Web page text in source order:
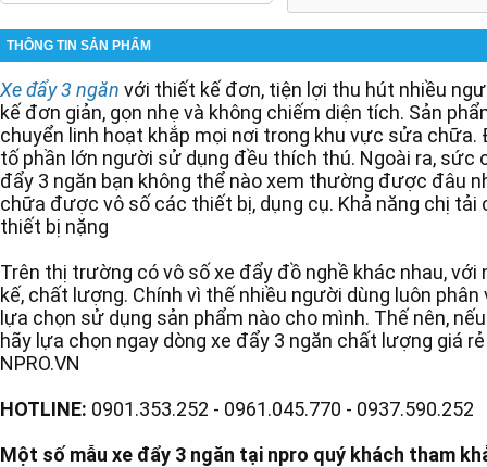
THÔNG TIN SẢN PHẨM
Xe đẩy 3 ngăn với thiết kế đơn, tiện lợi thu hút nhiều
kế đơn giản, gọn nhẹ và không chiếm diện tích. Sản
chuyển linh hoạt khắp mọi nơi trong khu vực sửa chữa.
tố phần lớn người sử dụng đều thích thú. Ngoài ra, sức
đẩy 3 ngăn bạn không thể nào xem thường được đâu
chữa được vô số các thiết bị, dụng cụ. Khả năng chị tải
thiết bị nặng
Trên thị trường có vô số xe đẩy đồ nghề khác nhau, với
kế, chất lượng. Chính vì thế nhiều người dùng luôn phân
lựa chọn sử dụng sản phẩm nào cho mình. Thế nên,
hãy lựa chọn ngay dòng xe đẩy 3 ngăn chất lượng giá
NPRO.VN
HOTLINE: 0901.353.252 - 0961.045.770 - 0937.590.252
Một số mẫu xe đẩy 3 ngăn tại npro quý khách tham